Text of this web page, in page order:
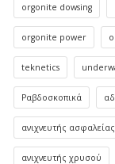
orgonite dowsing
orgonite power
teknetics
Ραβδοσκοπικά
ανιχνευτής ασφαλείας
ανιχνευτής χρυσού